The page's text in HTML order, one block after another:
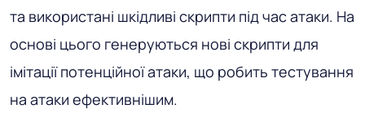
та використані шкідливі скрипти під час атаки. На
основі цього генеруються нові скрипти для
імітації потенційної атаки, що робить тестування
на атаки ефективнішим.